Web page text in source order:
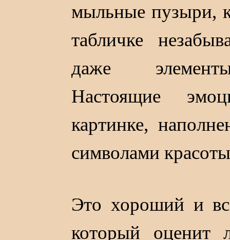
мыльные пузыри,
табличке
даже
Настоящие
картинке,
символами
Это хороший и
который оценит